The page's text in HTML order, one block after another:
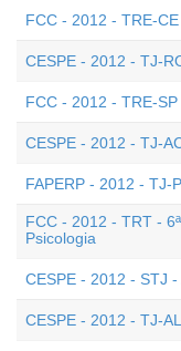
FCC - 2012 - TRE-
CESPE - 2012 - TJ-
FCC - 2012 - TRE-
CESPE - 2012 - TJ-
FAPERP - 2012 - TJ-
FCC - 2012 - TRT -
Psicologia
CESPE - 2012 - STJ
CESPE - 2012 - TJ-